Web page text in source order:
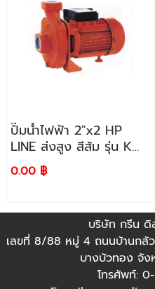
ปั๊มน้ำไฟฟ้า 2"x2 HP
LINE ส่งสูง สีส้ม รุ่น Km-
30
0.00 ฿
บริษัท กรีน ดิ
เลขที่ 8/88 หมู่ 4 ถนนบ้านกล้
บางบัวทอง จัง
โทรศัพท์: